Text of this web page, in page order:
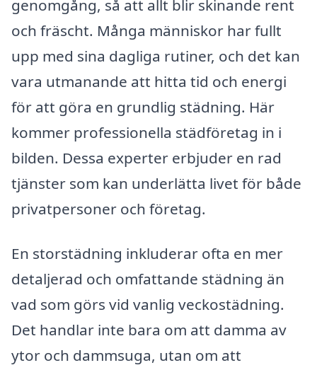
genomgång, så att allt blir skinande rent
och fräscht. Många människor har fullt
upp med sina dagliga rutiner, och det kan
vara utmanande att hitta tid och energi
för att göra en grundlig städning. Här
kommer professionella städföretag in i
bilden. Dessa experter erbjuder en rad
tjänster som kan underlätta livet för både
privatpersoner och företag.
En storstädning inkluderar ofta en mer
detaljerad och omfattande städning än
vad som görs vid vanlig veckostädning.
Det handlar inte bara om att damma av
ytor och dammsuga, utan om att